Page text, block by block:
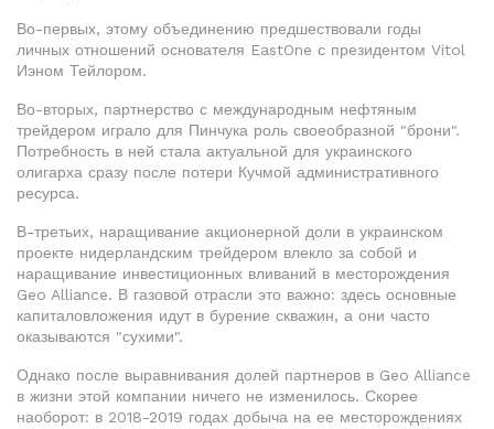
Во-первых, этому объединению предшествовали годы
личных отношений основателя EastOne с президентом Vitol
Иэном Тейлором.
Во-вторых, партнерство с международным нефтяным
трейдером играло для Пинчука роль своеобразной "брони".
Потребность в ней стала актуальной для украинского
олигарха сразу после потери Кучмой административного
ресурса.
В-третьих, наращивание акционерной доли в украинском
проекте нидерландским трейдером влекло за собой и
наращивание инвестиционных вливаний в месторождения
Geo Alliance. В газовой отрасли это важно: здесь основные
капиталовложения идут в бурение скважин, а они часто
оказываются "сухими".
Однако после выравнивания долей партнеров в Geo Alliance
в жизни этой компании ничего не изменилось. Скорее
наоборот: в 2018-2019 годах добыча на ее месторождениях